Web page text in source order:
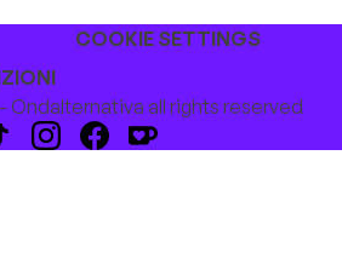
COOKIE SETTINGS
Ondalternativa all rights reserved